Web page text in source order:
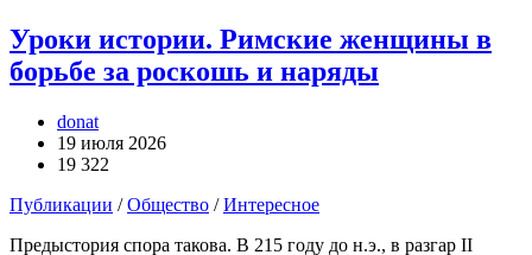
Уроки истории. Римские женщины в
борьбе за роскошь и наряды
donat
19 июля 2026
19 322
Публикации /Общество /Интересное
Предыстория спора такова. В 215 году до н.э., в разгар II